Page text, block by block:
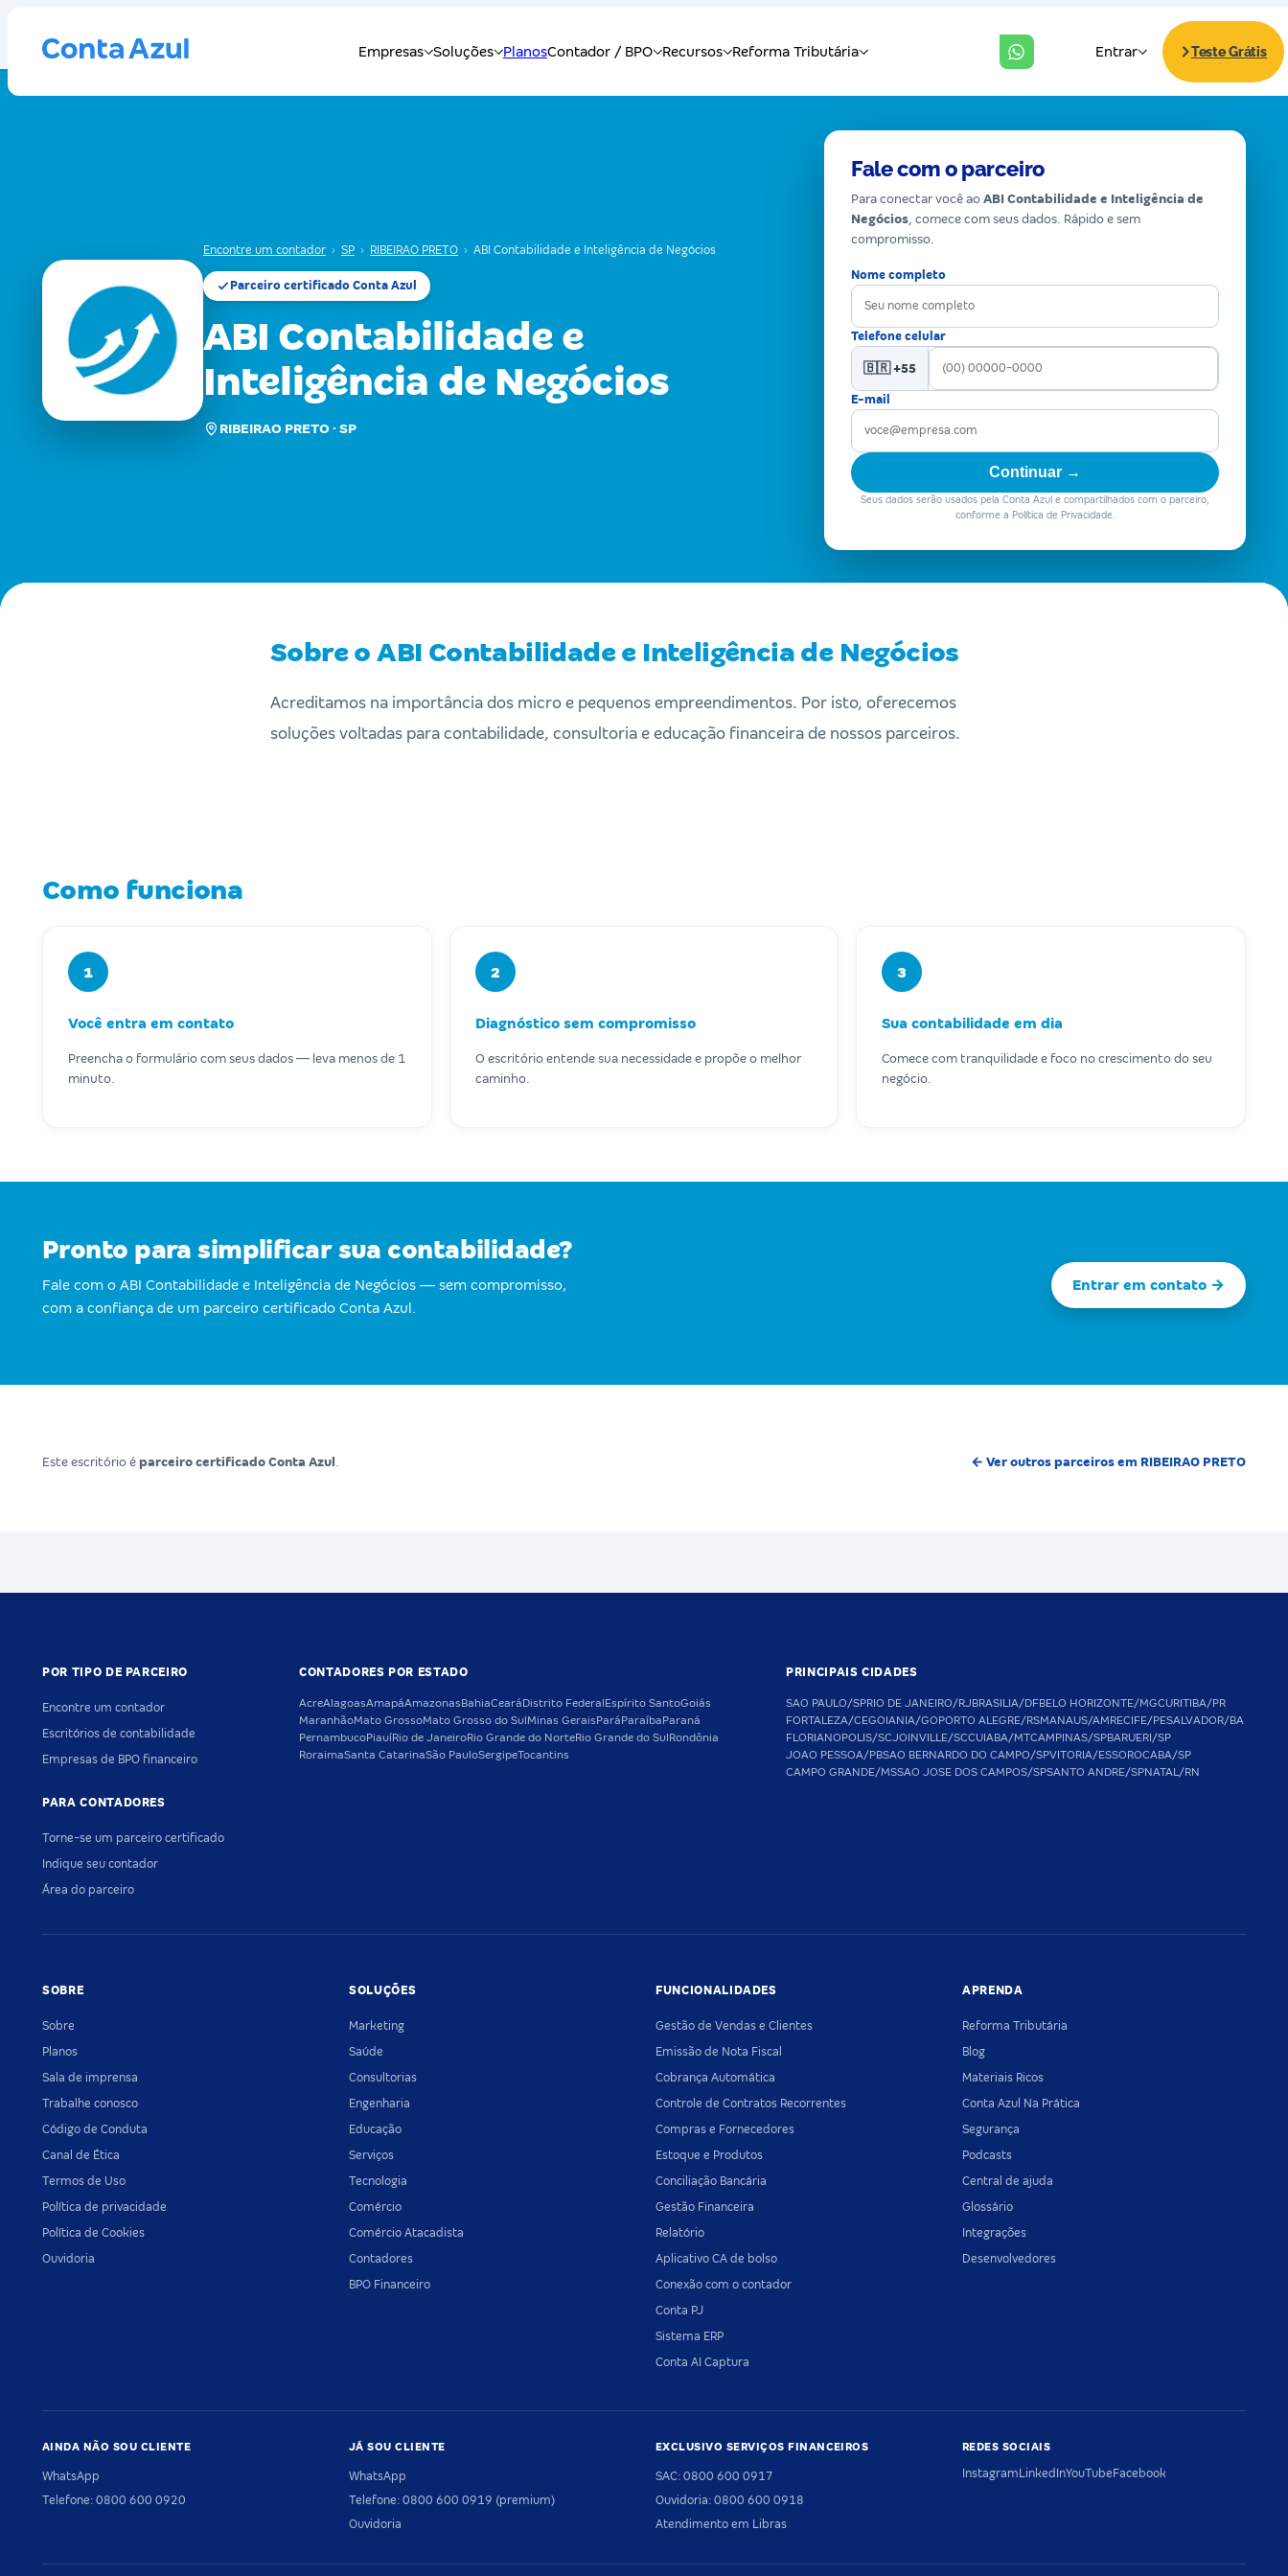
Encontre um contador › SP › RIBEIRAO PRETO › ABI Contabilidade e Inteligência de Negócios
Parceiro certificado Conta Azul
ABI Contabilidade e
Inteligência de Negócios
RIBEIRAO PRETO · SP
Fale com o parceiro
Para conectar você ao ABI Contabilidade e Inteligência de
Negócios, comece com seus dados. Rápido e sem
compromisso.
Nome completo
Telefone celular
🇧🇷 +55
E-mail
Continuar →
Seus dados serão usados pela Conta Azul e compartilhados com o parceiro,
conforme a Política de Privacidade.
Sobre o ABI Contabilidade e Inteligência de Negócios
Acreditamos na importância dos micro e pequenos empreendimentos. Por isto, oferecemos
soluções voltadas para contabilidade, consultoria e educação financeira de nossos parceiros.
Como funciona
1
Você entra em contato
Preencha o formulário com seus dados — leva menos de 1
minuto.
2
Diagnóstico sem compromisso
O escritório entende sua necessidade e propõe o melhor
caminho.
3
Sua contabilidade em dia
Comece com tranquilidade e foco no crescimento do seu
negócio.
Pronto para simplificar sua contabilidade?
Fale com o ABI Contabilidade e Inteligência de Negócios — sem compromisso,
com a confiança de um parceiro certificado Conta Azul.
Entrar em contato →
Este escritório é parceiro certificado Conta Azul . ← Ver outros parceiros em RIBEIRAO PRETO
POR TIPO DE PARCEIRO
Encontre um contador
Escritórios de contabilidade
Empresas de BPO financeiro
PARA CONTADORES
Torne-se um parceiro certificado
Indique seu contador
Área do parceiro
CONTADORES POR ESTADO
AcreAlagoasAmapáAmazonasBahiaCearáDistrito FederalEspírito SantoGoiás
MaranhãoMato GrossoMato Grosso do SulMinas GeraisParáParaíbaParaná
PernambucoPiauíRio de JaneiroRio Grande do NorteRio Grande do SulRondônia
RoraimaSanta CatarinaSão PauloSergipeTocantins
PRINCIPAIS CIDADES
SAO PAULO/SPRIO DE JANEIRO/RJBRASILIA/DFBELO HORIZONTE/MGCURITIBA/PR
FORTALEZA/CEGOIANIA/GOPORTO ALEGRE/RSMANAUS/AMRECIFE/PESALVADOR/BA
FLORIANOPOLIS/SCJOINVILLE/SCCUIABA/MTCAMPINAS/SPBARUERI/SP
JOAO PESSOA/PBSAO BERNARDO DO CAMPO/SPVITORIA/ESSOROCABA/SP
CAMPO GRANDE/MSSAO JOSE DOS CAMPOS/SPSANTO ANDRE/SPNATAL/RN
SOBRE
Sobre
Planos
Sala de imprensa
Trabalhe conosco
Código de Conduta
Canal de Ética
Termos de Uso
Política de privacidade
Política de Cookies
Ouvidoria
SOLUÇÕES
Marketing
Saúde
Consultorias
Engenharia
Educação
Serviços
Tecnologia
Comércio
Comércio Atacadista
Contadores
BPO Financeiro
FUNCIONALIDADES
Gestão de Vendas e Clientes
Emissão de Nota Fiscal
Cobrança Automática
Controle de Contratos Recorrentes
Compras e Fornecedores
Estoque e Produtos
Conciliação Bancária
Gestão Financeira
Relatório
Aplicativo CA de bolso
Conexão com o contador
Conta PJ
Sistema ERP
Conta AI Captura
APRENDA
Reforma Tributária
Blog
Materiais Ricos
Conta Azul Na Prática
Segurança
Podcasts
Central de ajuda
Glossário
Integrações
Desenvolvedores
AINDA NÃO SOU CLIENTE
WhatsApp
Telefone: 0800 600 0920
JÁ SOU CLIENTE
WhatsApp
Telefone: 0800 600 0919 (premium)
Ouvidoria
EXCLUSIVO SERVIÇOS FINANCEIROS
SAC: 0800 600 0917
Ouvidoria: 0800 600 0918
Atendimento em Libras
REDES SOCIAIS
InstagramLinkedInYouTubeFacebook